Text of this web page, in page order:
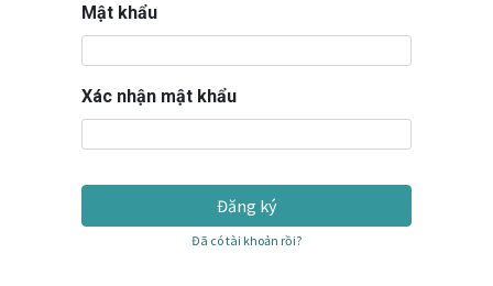
Mật khẩu
Xác nhận mật khẩu
Đăng ký
Đã có tài khoản rồi?